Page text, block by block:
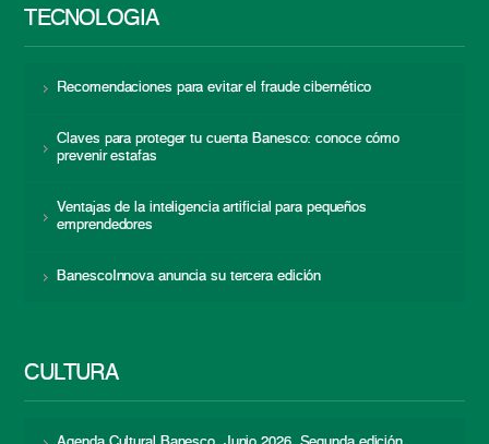
TECNOLOGÍA
Recomendaciones para evitar el fraude cibernético
Claves para proteger tu cuenta Banesco: conoce cómo
prevenir estafas
Ventajas de la inteligencia artificial para pequeños
emprendedores
BanescoInnova anuncia su tercera edición
CULTURA